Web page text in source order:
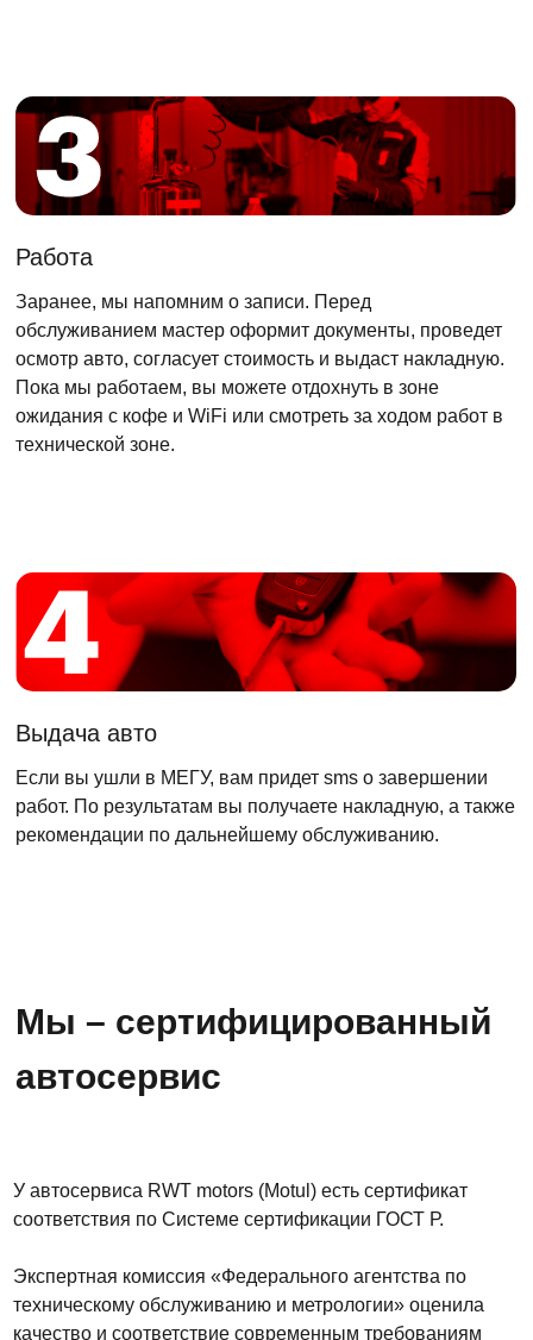
Работа
Заранее, мы напомним о записи. Перед
обслуживанием мастер оформит документы, проведет
осмотр авто, согласует стоимость и выдаст накладную.
Пока мы работаем, вы можете отдохнуть в зоне
ожидания с кофе и WiFi или смотреть за ходом работ в
технической зоне.
Выдача авто
Если вы ушли в МЕГУ, вам придет sms о завершении
работ. По результатам вы получаете накладную, а также
рекомендации по дальнейшему обслуживанию.
Мы – сертифицированный
автосервис
У автосервиса RWT motors (Motul) есть сертификат
соответствия по Системе сертификации ГОСТ Р.
Экспертная комиссия «Федерального агентства по
техническому обслуживанию и метрологии» оценила
качество и соответствие современным требованиям